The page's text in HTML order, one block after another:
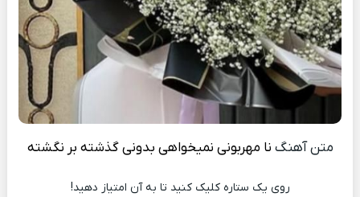
متن آهنگ نا مهربونی نمیخواهی بدونی گذشته بر نگشته
روی یک ستاره کلیک کنید تا به آن امتیاز دهید!